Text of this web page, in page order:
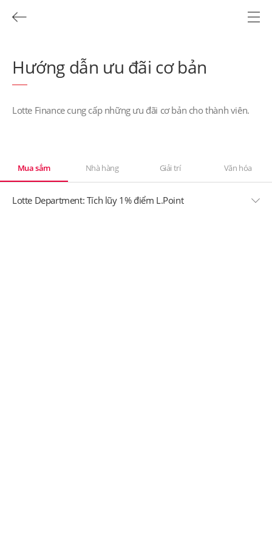
Hướng dẫn ưu đãi cơ bản
Lotte Finance cung cấp những ưu đãi cơ bản cho thành viên.
Mua sắm Nhà hàng Giải trí Văn hóa
Lotte Department: Tích lũy 1% điểm L.Point